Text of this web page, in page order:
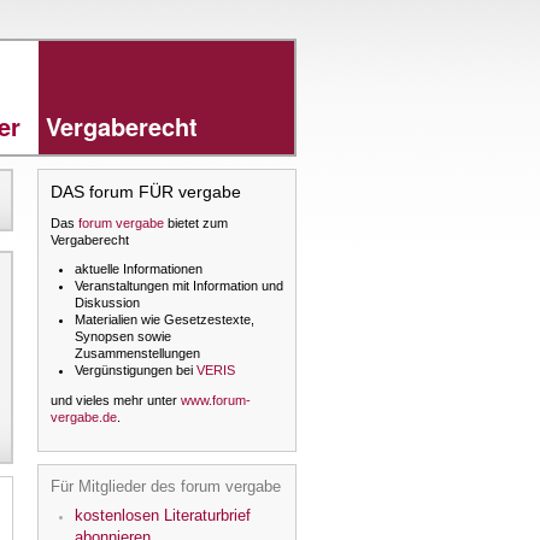
Vergaberecht
DAS forum FÜR vergabe
Das forum vergabe bietet zum
Vergaberecht
aktuelle Informationen
Veranstaltungen mit Information und
Diskussion
Materialien wie Gesetzestexte,
Synopsen sowie
Zusammenstellungen
Vergünstigungen bei VERIS
und vieles mehr unter www.forum-
vergabe.de
Für Mitglieder des forum vergabe
kostenlosen Literaturbrief